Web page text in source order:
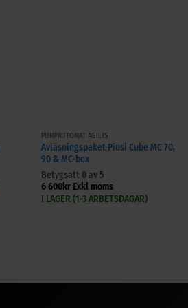
PUMPAUTOMAT AGILIS
Avläsningspaket Piusi Cube MC 70,
90 & MC-box
Betygsatt 0av 5
6 600krExkl moms
I LAGER (1-3 ARBETSDAGAR)